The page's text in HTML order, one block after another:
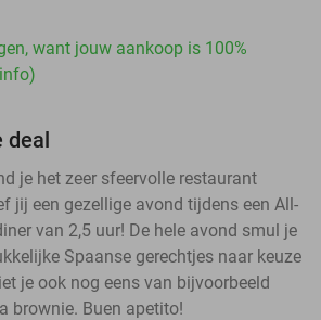
want jouw aankoop is 100%
deal
je het zeer sfeervolle restaurant
jij een gezellige avond tijdens een All-
van 2,5 uur! De hele avond smul je
Spaanse gerechtjes naar keuze
je ook nog eens van bijvoorbeeld
brownie. Buen apetito!